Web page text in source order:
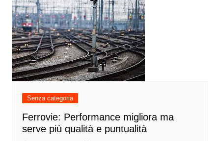
Senza categoria
Ferrovie: Performance migliora ma
serve più qualità e puntualità